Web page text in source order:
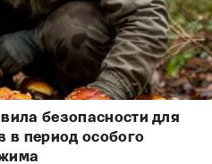
безопасности для
в период особого